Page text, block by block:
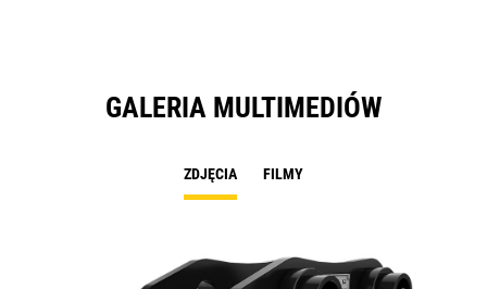
GALERIA MULTIMEDIÓW
ZDJĘCIA FILMY